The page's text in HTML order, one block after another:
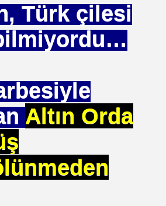
Türk çilesi
Altın Orda
"sÖZÜ"
ILK BEYAZ LIDER. ERBAKAN